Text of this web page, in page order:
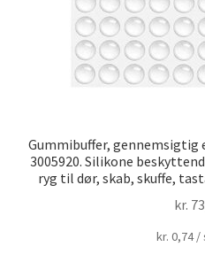
Gummibuffer, gennemsigtig
3005920. Silikone
ryg til dør, skab, skuffe,
kr.
kr. 0,74/